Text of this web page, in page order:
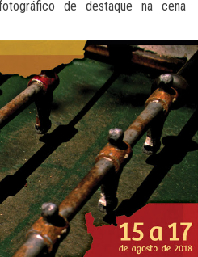
de destaque na cena